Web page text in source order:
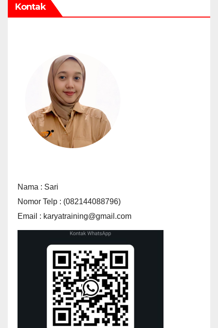
Kontak
Nama : Sari
Nomor Telp : (082144088796)
Email : karyatraining@gmail.com